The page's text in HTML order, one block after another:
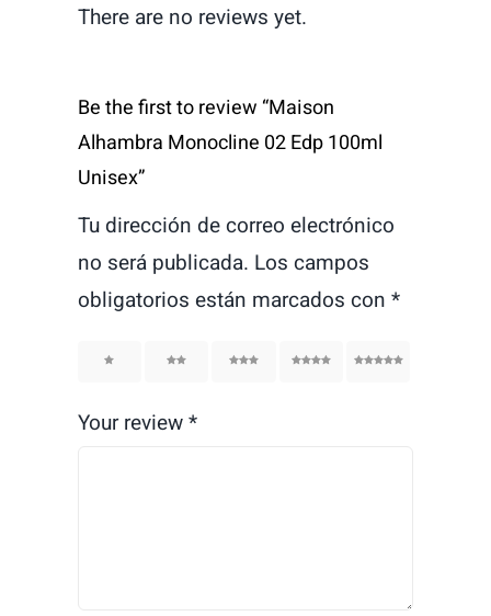
There are no reviews yet.
Be the first to review “Maison
Alhambra Monocline 02 Edp 100ml
Unisex”
Tu dirección de correo electrónico
no será publicada. Los campos
obligatorios están marcados con *
2 3 4 5
Your review*